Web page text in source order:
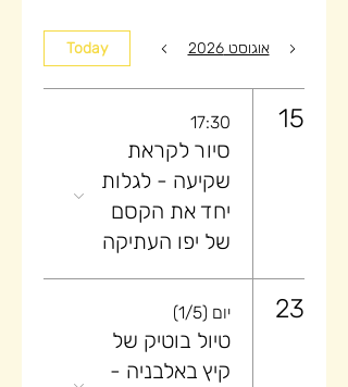
אוגוסט 2026 Today
15
17:30
סיור לקראת
שקיעה ​- לגלות
יחד את הקסם
של יפו העתיקה
23 יום (1/5)
טיול בוטיק של
קיץ באלבניה -